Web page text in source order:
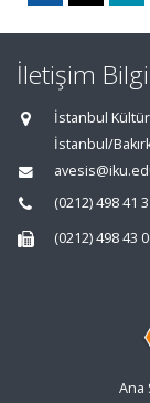
İletişim
İstanbul
İstanbul/
(0212) 498 41
(0212) 498 43
Ana